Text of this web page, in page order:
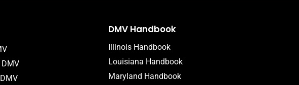
DMV Handbook
Illinois Handbook
Louisiana Handbook
Maryland Handbook